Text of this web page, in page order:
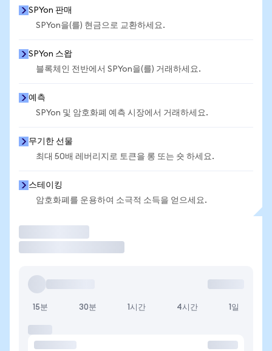
SPYon 판매
SPYon을(를) 현금으로 교환하세요.
SPYon 스왑
블록체인 전반에서 SPYon을(를) 거래하세요.
예측
SPYon 및 암호화폐 예측 시장에서 거래하세요.
무기한 선물
최대 50배 레버리지로 토큰을 롱 또는 숏 하세요.
스테이킹
암호화폐를 운용하여 소극적 소득을 얻으세요.
15분 30분 1시간 4시간 1일